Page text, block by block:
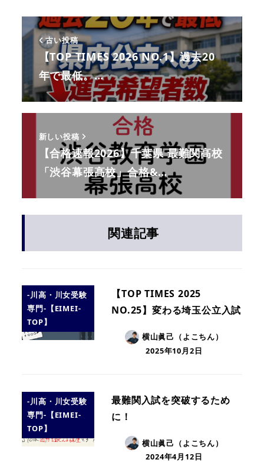
古い投稿
【TOP TIMES 2026 NO.1】過去20
年で最低。…
新しい投稿
【合格速報2026】千葉県 最難関高校
「渋谷幕張高校」合格&…
関連記事
-川高・川女受験
専門-【EIMEI-
TOP】
【TOP TIMES 2025
NO.25】変わる埼玉公立入試
横山眞己（よこちん）
2025年10月2日
-川高・川女受験
専門-【EIMEI-
TOP】
最難関入試を突破するため
に！
横山眞己（よこちん）
2024年4月12日